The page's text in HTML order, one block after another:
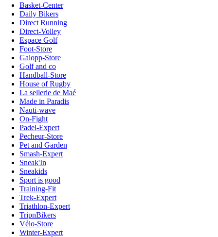
Basket-Center
Daily Bikers
Direct Running
Direct-Volley
Espace Golf
Foot-Store
Galopp-Store
Golf and co
Handball-Store
House of Rugby
La sellerie de Maé
Made in Paradis
Nauti-wave
On-Fight
Padel-Expert
Pecheur-Store
Pet and Garden
Smash-Expert
Sneak'In
Sneakids
Sport is good
Training-Fit
Trek-Expert
Triathlon-Expert
TripnBikers
Vélo-Store
Winter-Expert